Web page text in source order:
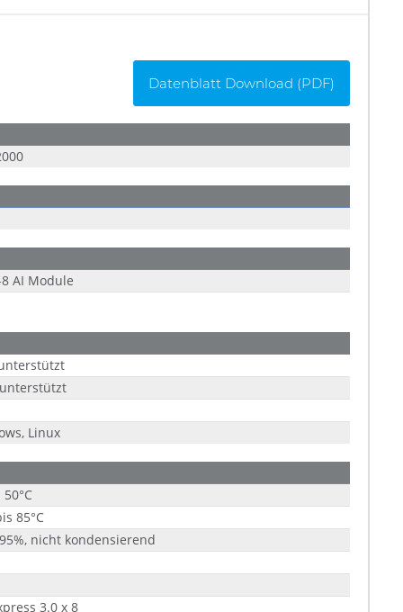
Datenblatt Download (PDF)
AI Module
Linux
85°C
nicht kondensierend
3.0 x 8